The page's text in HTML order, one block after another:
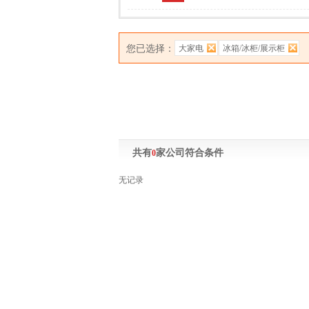
您已选择： 大家电 冰箱/冰柜/展示柜
共有0家公司符合条件
无记录